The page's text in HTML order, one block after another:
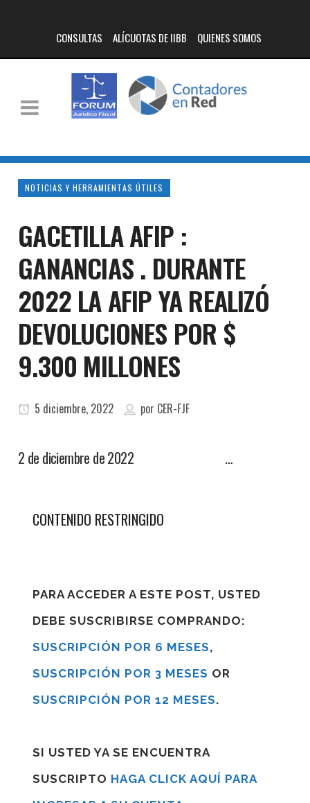
CONSULTAS ALÍCUOTAS DE IIBB QUIENES SOMOS
NOTICIAS Y HERRAMIENTAS ÚTILES
GACETILLA AFIP :
GANANCIAS . DURANTE
2022 LA AFIP YA REALIZÓ
DEVOLUCIONES POR $
9.300 MILLONES
5 diciembre, 2022 por CER-FJF
2 de diciembre de 2022 …
CONTENIDO RESTRINGIDO
PARA ACCEDER A ESTE POST, USTED
DEBE SUSCRIBIRSE COMPRANDO:
SUSCRIPCIÓN POR 6 MESES,
SUSCRIPCIÓN POR 3 MESES OR
SUSCRIPCIÓN POR 12 MESES.
SI USTED YA SE ENCUENTRA
SUSCRIPTO HAGA CLICK AQUÍ PARA